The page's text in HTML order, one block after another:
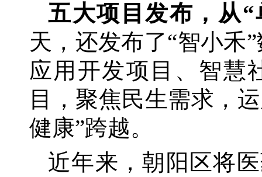
五大项目发布，从
天，还发布了“智小禾
应用开发项目、智慧
目，聚焦民生需求，
健康”跨越。
近年来，朝阳区将